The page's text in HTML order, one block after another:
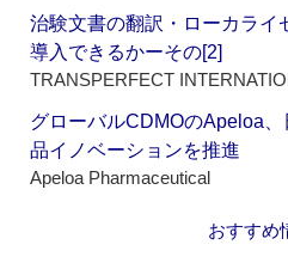
治験文書の翻訳・ローカライ
導入できるかーその[2]
TRANSPERFECT
グローバルCDMOのApeloa
品イノベーションを推進
Apeloa Pharmaceutical
おすすめ